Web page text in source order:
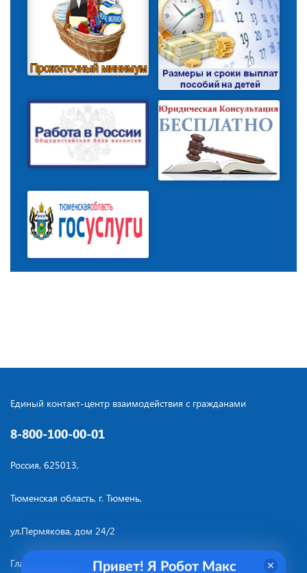
Единый контакт-центр взаимодействия с гражданами
8-800-100-00-01
Россия, 625013,
Тюменская область, г. Тюмень,
ул.Пермякова, дом 24/2
Главная Услуги
Привет! Я Робот Макс